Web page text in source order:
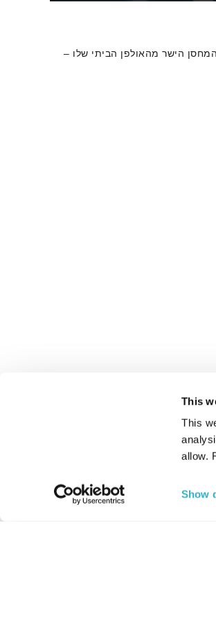
This
This
allow.
Show
הישר מהאולפן הביתי שלו –